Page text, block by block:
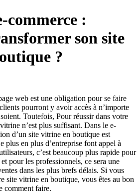
commerce :
son site
?
web est une obligation pour se faire
pourront y avoir accès à n’importe
Toutefois, Pour réussir dans votre
n’est plus suffisant. Dans le e-
d’un site vitrine en boutique est
plus en plus d’entreprise font appel à
c’est beaucoup plus rapide pour
pour les professionnels, ce sera une
dans les plus brefs délais. Si vous
site vitrine en boutique, vous êtes au bon
comment faire.